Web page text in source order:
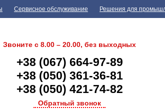
Сервисное обслуживание Решения для
Звоните с 8.00 – 20.00, без выходных
+38 (067) 664-97-89
+38 (050) 361-36-81
+38 (050) 421-74-82
Обратный звонок